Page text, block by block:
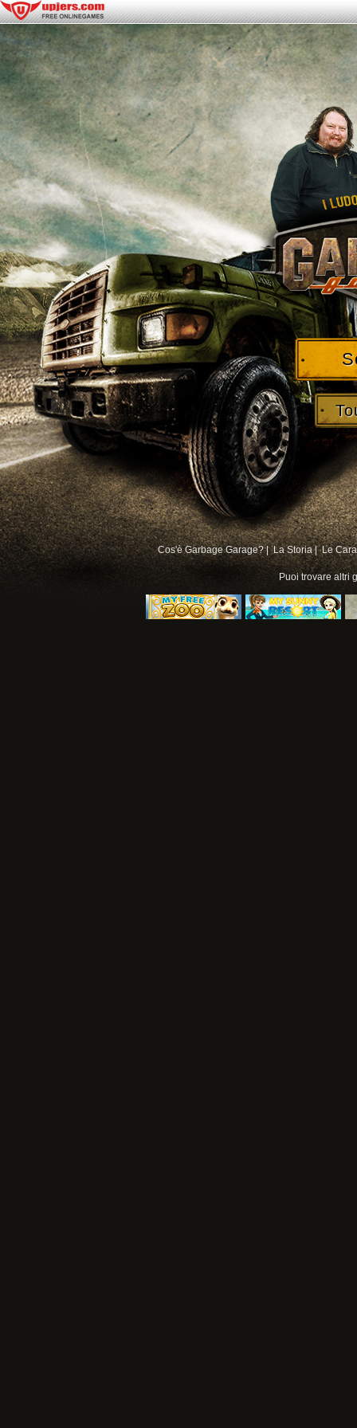
Cos'è Garbage Garage? | La Storia | Le
Puoi trovare altri